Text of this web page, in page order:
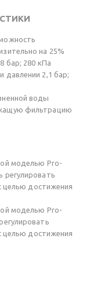
на 25%
бар; 280 кПа
давлении 2,1 бар;
воды
фильтрацию
моделью Pro-
регулировать
целью достижения
моделью Pro-
целью достижения